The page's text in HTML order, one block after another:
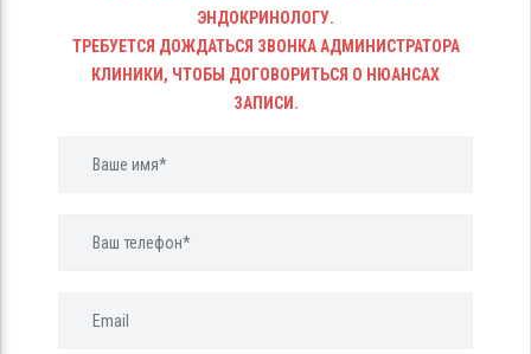
ЭНДОКРИНОЛОГУ.
ТРЕБУЕТСЯ ДОЖДАТЬСЯ ЗВОНКА АДМИНИСТРАТОРА
КЛИНИКИ, ЧТОБЫ ДОГОВОРИТЬСЯ О НЮАНСАХ
ЗАПИСИ.